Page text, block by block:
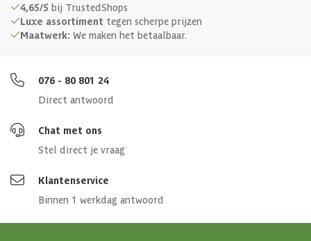
4,65/5 bij TrustedShops
Luxe assortiment tegen scherpe prijzen
Maatwerk: We maken het betaalbaar.
076 - 80 801 24
Direct antwoord
Chat met ons
Stel direct je vraag
Klantenservice
Binnen 1 werkdag antwoord